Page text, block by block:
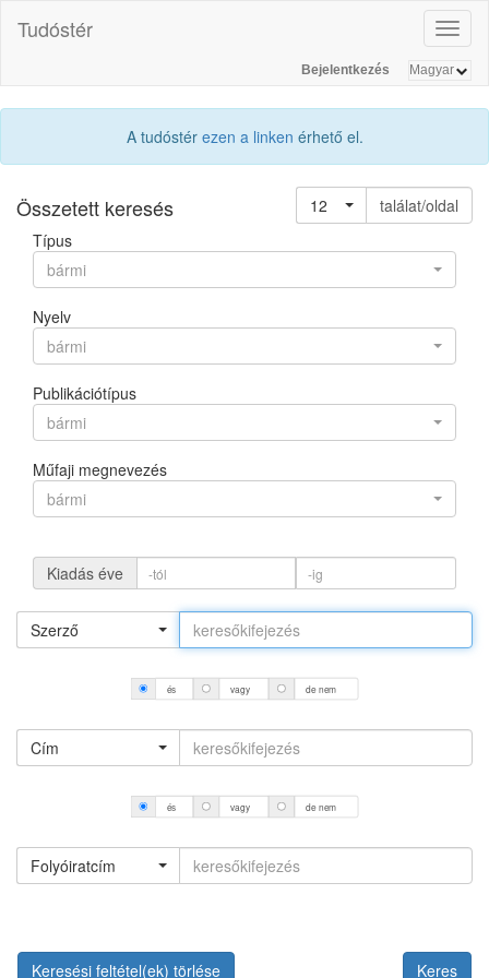
Tudóstér
Bejelentkezés
A tudóstér ezen a linken érhető el.
Összetett keresés 12
találat/oldal
Típus
bármi
Nyelv
bármi
Publikációtípus
bármi
Műfaji megnevezés
bármi
Kiadás éve
Szerző
és vagy de nem
Cím
és vagy de nem
Folyóiratcím
Keresési feltétel(ek) törlése